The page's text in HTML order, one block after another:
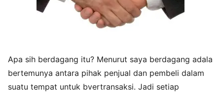
Apa sih berdagang itu? Menurut saya berdagang adala
bertemunya antara pihak penjual dan pembeli dalam
suatu tempat untuk bvertransaksi. Jadi setiap